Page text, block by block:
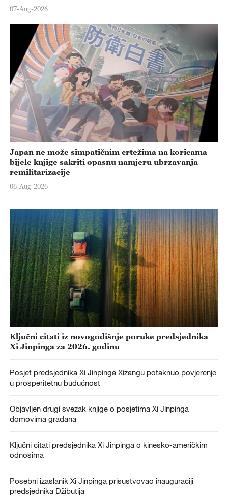
07-Aug-2026
Japan ne može simpatičnim crtežima na koricama
bijele knjige sakriti opasnu namjeru ubrzavanja
remilitarizacije
06-Aug-2026
Ključni citati iz novogodišnje poruke predsjednika
Xi Jinpinga za 2026. godinu
Posjet predsjednika Xi Jinpinga Xizangu potaknuo povjerenje
u prosperitetnu budućnost
Objavljen drugi svezak knjige o posjetima Xi Jinpinga
domovima građana
Ključni citati predsjednika Xi Jinpinga o kinesko-američkim
odnosima
Posebni izaslanik Xi Jinpinga prisustvovao inauguraciji
predsjednika Džibutija